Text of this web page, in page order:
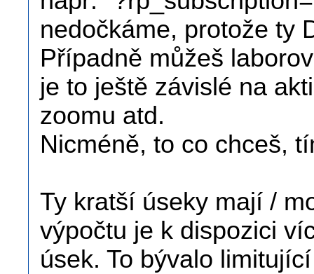
nedočkáme, protože ty
Případně můžeš
je to ještě závislé na
zoomu atd.
Nicméně, to co chceš,
Ty kratší úseky mají /
výpočtu je k dispozici
úsek. To bývalo